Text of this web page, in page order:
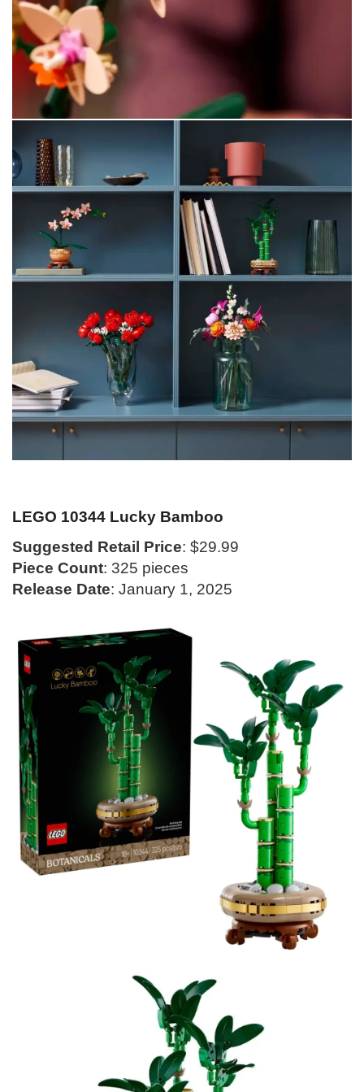
LEGO 10344 Lucky Bamboo
Suggested Retail Price: $29.99
Piece Count: 325 pieces
Release Date: January 1, 2025